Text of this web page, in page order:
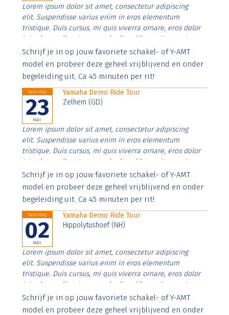
Lorem ipsum dolor sit amet, consectetur adipiscing
elit. Suspendisse varius enim in eros elementum
tristique. Duis cursus, mi quis viverra ornare, eros dolor
interdum nulla, ut commodo diam libero vitae erat.
Aenean faucibus nibh et justo cursus id rutrum lorem
imperdiet. Nunc ut sem vitae risus tristique posuere.
Schrijf je in op jouw favoriete schakel- of Y-AMT
model en probeer deze geheel vrijblijvend en onder
begeleiding uit. Ca 45 minuten per rit!
Saturday
23
MAY
Yamaha Demo Ride Tour
Zelhem (GD)
Lorem ipsum dolor sit amet, consectetur adipiscing
elit. Suspendisse varius enim in eros elementum
tristique. Duis cursus, mi quis viverra ornare, eros dolor
interdum nulla, ut commodo diam libero vitae erat.
Aenean faucibus nibh et justo cursus id rutrum lorem
imperdiet. Nunc ut sem vitae risus tristique posuere.
Schrijf je in op jouw favoriete schakel- of Y-AMT
model en probeer deze geheel vrijblijvend en onder
begeleiding uit. Ca 45 minuten per rit!
Saturday
02
MAY
Yamaha Demo Ride Tour
Hippolytushoef (NH)
Lorem ipsum dolor sit amet, consectetur adipiscing
elit. Suspendisse varius enim in eros elementum
tristique. Duis cursus, mi quis viverra ornare, eros dolor
interdum nulla, ut commodo diam libero vitae erat.
Aenean faucibus nibh et justo cursus id rutrum lorem
imperdiet. Nunc ut sem vitae risus tristique posuere.
Schrijf je in op jouw favoriete schakel- of Y-AMT
model en probeer deze geheel vrijblijvend en onder